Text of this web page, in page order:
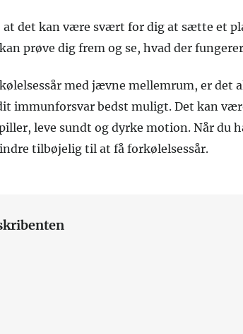
at det kan være svært for dig at sætte et
prøve dig frem og se, hvad der
med jævne mellemrum, er det
immunforsvar bedst muligt. Det kan
leve sundt og dyrke motion. Når du
tilbøjelig til at få forkølelsessår.